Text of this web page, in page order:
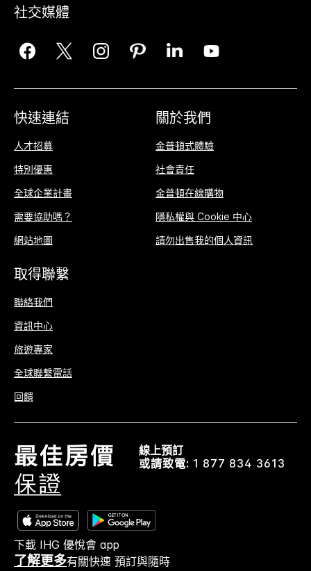
社交媒體
快速連結
人才招募
特別優惠
全球企業計畫
需要協助嗎？
網站地圖
關於我們
金普頓式體驗
社會責任
金普頓在線購物
隱私權與 Cookie 中心
請勿出售我的個人資訊
取得聯繫
聯絡我們
資訊中心
旅遊專家
全球聯繫電話
回饋
線上預訂
或請致電: 1 877 834 3613
下載 IHG 優悅會 app
了解更多有關快速 預訂與隨時